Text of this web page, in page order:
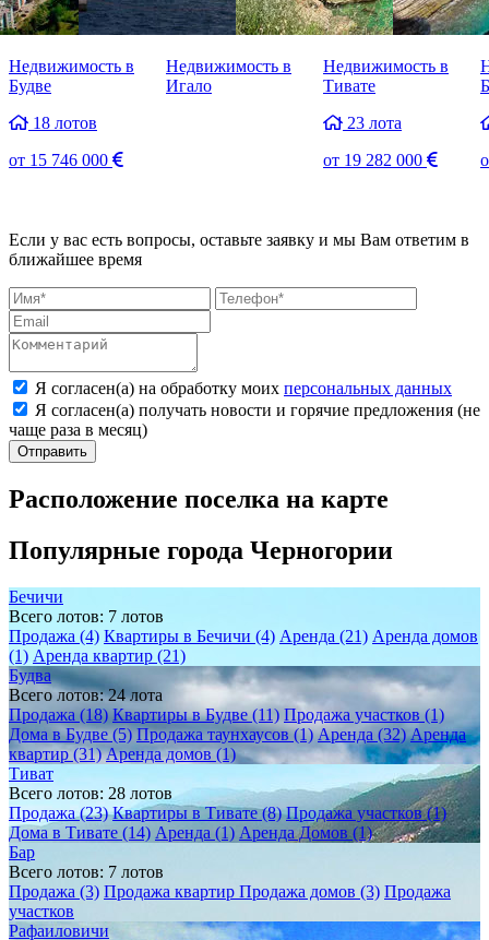
Недвижимость в
Будве
18 лотов
от 15 746 000
Недвижимость в
Игало
Недвижимость в
Тивате
23 лота
от 19 282 000
Если у вас есть вопросы, оставьте заявку и мы Вам ответим в
ближайшее время
Я согласен(а) на обработку моих персональных данных
Я согласен(а) получать новости и горячие предложения (не
чаще раза в месяц)
Расположение поселка на карте
Популярные города Черногории
Бечичи
Всего лотов: 7 лотов
Продажа (4) Квартиры в Бечичи (4) Аренда (21) Аренда домов
(1) Аренда квартир (21)
Будва
Всего лотов: 24 лота
Продажа (18) Квартиры в Будве (11) Продажа участков (1)
Дома в Будве (5) Продажа таунхаусов (1) Аренда (32) Аренда
квартир (31) Аренда домов (1)
Тиват
Всего лотов: 28 лотов
Продажа (23) Квартиры в Тивате (8) Продажа участков (1)
Дома в Тивате (14) Аренда (1) Аренда Домов (1)
Бар
Всего лотов: 7 лотов
Продажа (3) Продажа квартир Продажа домов (3) Продажа
участков
Рафаиловичи